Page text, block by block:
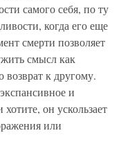
самого себя, по ту
когда его еще
смерти позволяет
смысл как
возврат к другому.
и
он ускользает
или